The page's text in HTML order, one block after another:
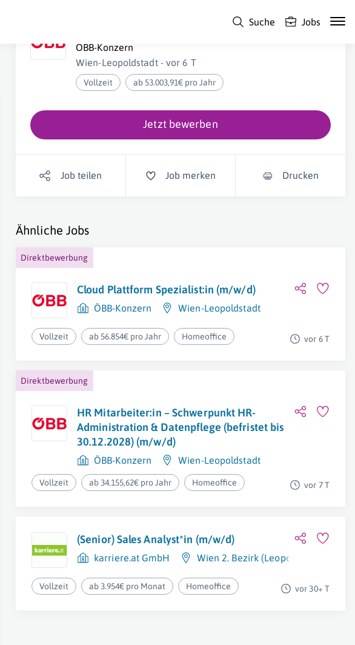
Suche Jobs
Senior Spezialist:in HR-IT-Governance (m/w/d)
ÖBB-Konzern
Wien-Leopoldstadt - vor 6 T
Vollzeit ab 53.003,91€ pro Jahr
Jetzt bewerben
Job teilen Job merken Drucken
Ähnliche Jobs
Direktbewerbung
Cloud Plattform Spezialist:in (m/w/d)
ÖBB-Konzern Wien-Leopoldstadt
Vollzeit ab 56.854€ pro Jahr Homeoffice vor 6 T
Direktbewerbung
HR Mitarbeiter:in – Schwerpunkt HR-
Administration & Datenpflege (befristet bis
30.12.2028) (m/w/d)
ÖBB-Konzern Wien-Leopoldstadt
Vollzeit ab 34.155,62€ pro Jahr Homeoffice vor 7 T
(Senior) Sales Analyst*in (m/w/d)
karriere.at GmbH Wien 2. Bezirk (Leopoldstadt)
Vollzeit ab 3.954€ pro Monat Homeoffice vor 30+ T